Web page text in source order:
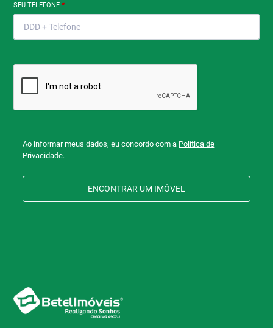
SEU TELEFONE*
Ao informar meus dados, eu concordo com a Política de
Privacidade.
ENCONTRAR UM IMÓVEL